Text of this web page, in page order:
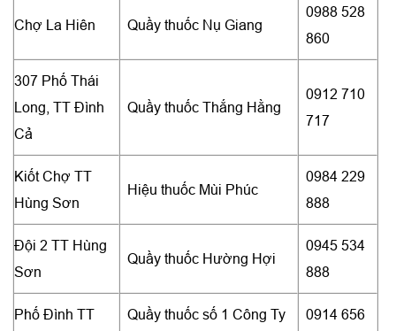
Chợ La Hiên Quầy thuốc Nụ Giang
0988 528
860
307 Phố Thái
Long, TT Đình
Cả
Quầy thuốc Thắng Hằng
0912 710
717
Kiốt Chợ TT
Hùng Sơn
Hiệu thuốc Mùi Phúc
0984 229
888
Đội 2 TT Hùng
Sơn
Quầy thuốc Hường Hợi
0945 534
888
Phố Đình TT
Quầy thuốc số 1 Công Ty
0914 656